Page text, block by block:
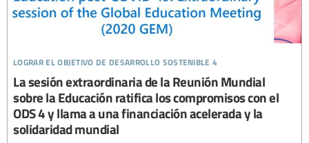
lograr el objetivo de desarrollo sostenible 4
La sesión extraordinaria de la Reunión Mundial
sobre la Educación ratifica los compromisos con el
ODS 4 y llama a una financiación acelerada y la
solidaridad mundial